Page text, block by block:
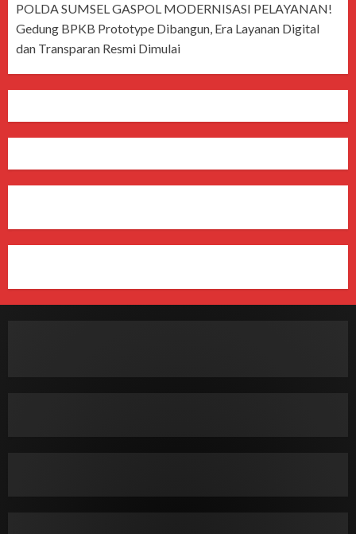
POLDA SUMSEL GASPOL MODERNISASI PELAYANAN!
Gedung BPKB Prototype Dibangun, Era Layanan Digital
dan Transparan Resmi Dimulai